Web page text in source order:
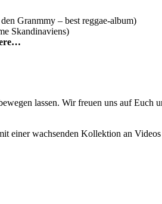
Granmmy – best reggae-album)
Skandinaviens)
lassen. Wir freuen uns auf Euch
einer wachsenden Kollektion an